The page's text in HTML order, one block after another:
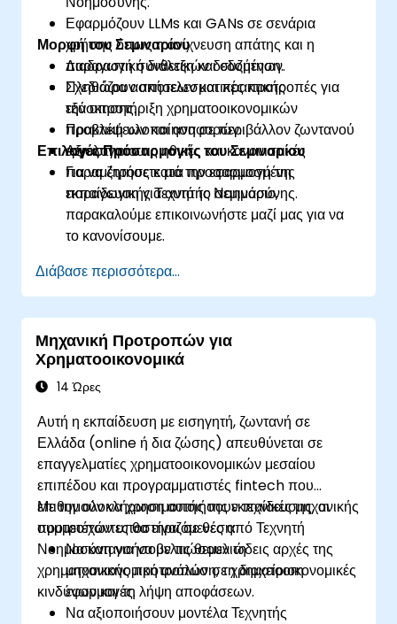
Εφαρμόζουν LLMs και GANs σε σενάρια
χρήσης όπως η ανίχνευση απάτης και η
παραγωγή συνθετικών δεδομένων.
Σχεδιάζουν αποτελεσματικές προτροπές για
την υποστήριξη χρηματοοικονομικών
προβλέψεων και αναφορών.
Αξιολογούν τις ηθικές και κανονιστικές
παραμέτρους κατά την εφαρμογή της
παραγωγικής Τεχνητής Νοημοσύνης.
Μορφή του Σεμιναρίου
Διαδραστική διάλεξη και συζήτηση.
Πληθώρα ασκήσεων και πρακτικής
εξάσκησης.
Πρακτική υλοποίηση σε περιβάλλον ζωντανού
εργαστηρίου.
Επιλογές Προσαρμογής του Σεμιναρίου
Για να ζητήσετε μια προσαρμοσμένη
εκπαίδευση για αυτό το σεμινάριο,
παρακαλούμε επικοινωνήστε μαζί μας για να
το κανονίσουμε.
Διάβασε περισσότερα...
Μηχανική Προτροπών για
Χρηματοοικονομικά
14 Ώρες
Αυτή η εκπαίδευση με εισηγητή, ζωντανή σε
Ελλάδα (online ή δια ζώσης) απευθύνεται σε
επαγγελματίες χρηματοοικονομικών μεσαίου
επιπέδου και προγραμματιστές fintech που
επιθυμούν να χρησιμοποιήσουν τεχνικές μηχανικής
προτροπών υποστηριζόμενες από Τεχνητή
Νοημοσύνη για να βελτιώσουν τη
χρηματοοικονομική ανάλυση, τη διαχείριση
κινδύνων και τη λήψη αποφάσεων.
Με την ολοκλήρωση αυτής της εκπαίδευσης, οι
συμμετέχοντες θα είναι σε θέση:
Να κατανοήσουν τις θεμελιώδεις αρχές της
μηχανικής προτροπών σε χρηματοοικονομικές
εφαρμογές.
Να αξιοποιήσουν μοντέλα Τεχνητής